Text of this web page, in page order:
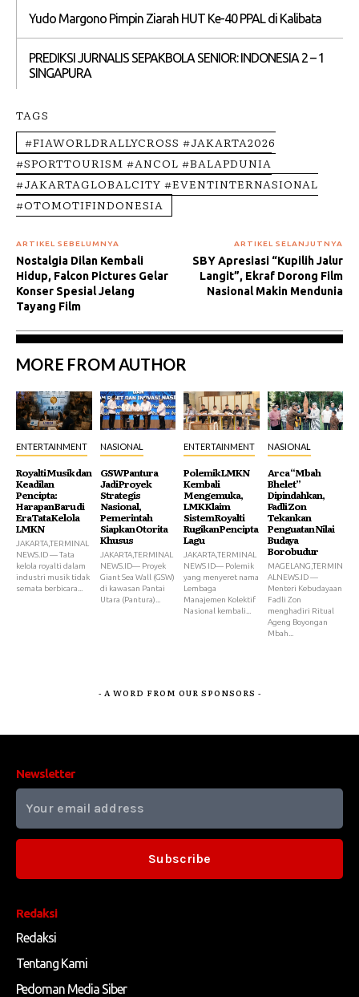
Yudo Margono Pimpin Ziarah HUT Ke-40 PPAL di Kalibata
PREDIKSI JURNALIS SEPAKBOLA SENIOR: INDONESIA 2 – 1
SINGAPURA
TAGS
#FIAWORLDRALLYCROSS #JAKARTA2026
#SPORTTOURISM #ANCOL #BALAPDUNIA
#JAKARTAGLOBALCITY #EVENTINTERNASIONAL
#OTOMOTIFINDONESIA
ARTIKEL SEBELUMNYA
Nostalgia Dilan Kembali
Hidup, Falcon Pictures Gelar
Konser Spesial Jelang
Tayang Film
ARTIKEL SELANJUTNYA
SBY Apresiasi “Kupilih Jalur
Langit”, Ekraf Dorong Film
Nasional Makin Mendunia
MORE FROM AUTHOR
ENTERTAINMENT
Royalti Musik dan
Keadilan
Pencipta:
Harapan Baru di
Era Tata Kelola
LMKN
JAKARTA,TERMINAL
NEWS.ID — Tata
kelola royalti dalam
industri musik tidak
semata berbicara...
NASIONAL
GSW Pantura
Jadi Proyek
Strategis
Nasional,
Pemerintah
Siapkan Otorita
Khusus
JAKARTA,TERMINAL
NEWS.ID— Proyek
Giant Sea Wall (GSW)
di kawasan Pantai
Utara (Pantura)...
ENTERTAINMENT
Polemik LMKN
Kembali
Mengemuka,
LMK Klaim
Sistem Royalti
Rugikan Pencipta
Lagu
JAKARTA,TERMINAL
NEWS ID— Polemik
yang menyeret nama
Lembaga
Manajemen Kolektif
Nasional kembali...
NASIONAL
Arca “Mbah
Bhelet”
Dipindahkan,
Fadli Zon
Tekankan
Penguatan Nilai
Budaya
Borobudur
MAGELANG,TERMIN
ALNEWS.ID —
Menteri Kebudayaan
Fadli Zon
menghadiri Ritual
Ageng Boyongan
Mbah...
- A WORD FROM OUR SPONSORS -
Redaksi
Redaksi
Tentang Kami
Pedoman Media Siber
Newsletter
Subscribe